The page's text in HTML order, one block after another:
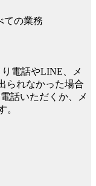
ての業務
電話やLINE、メ
られなかった場合
話いただくか、メ
。